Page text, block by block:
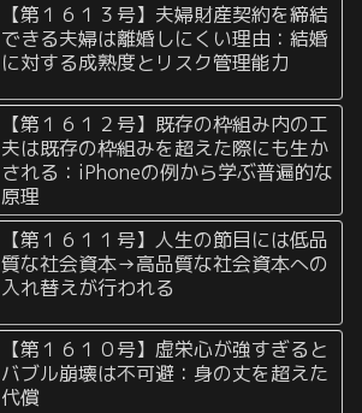
【第１６１３号】夫婦財産契約を締結
できる夫婦は離婚しにくい理由：結婚
に対する成熟度とリスク管理能力
【第１６１２号】既存の枠組み内の工
夫は既存の枠組みを超えた際にも生か
される：iPhoneの例から学ぶ普遍的な
原理
【第１６１１号】人生の節目には低品
質な社会資本→高品質な社会資本への
入れ替えが行われる
【第１６１０号】虚栄心が強すぎると
バブル崩壊は不可避：身の丈を超えた
代償